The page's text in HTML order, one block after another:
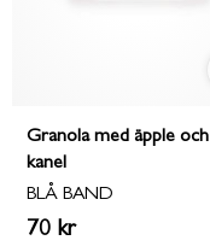
Granola med äpple och
kanel
BLÅ BAND
70 kr